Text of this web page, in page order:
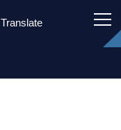
Translate